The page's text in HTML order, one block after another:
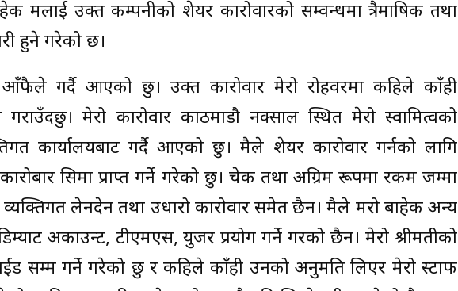
मलाई उक्त कम्पनीको शेयर कारोवारको सम्वन्धमा त्रैमाषिक तथा
हुने गरेको छ।
गर्दै आएको छु। उक्त कारोवार मेरो रोहवरमा कहिले काँही
मेरो कारोवार काठमाडौ नक्साल स्थित मेरो स्वामित्वको
कार्यालयबाट गर्दै आएको छु। मैले शेयर कारोवार गर्नको लागि
सिमा प्राप्त गर्ने गरेको छु। चेक तथा अग्रिम रूपमा रकम जम्मा
लेनदेन तथा उधारो कारोवार समेत छैन। मैले मरो बाहेक अन्य
अकाउन्ट, टीएमएस, युजर प्रयोग गर्ने गरको छैन। मेरो श्रीमतीको
सम्म गर्ने गरेको छु र कहिले काँही उनको अनुमति लिएर मेरो स्टाफ